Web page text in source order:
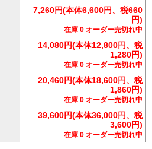
7,260円(本体6,600円、税660
円)
在庫 0 オーダー売切れ中
14,080円(本体12,800円、税
1,280円)
在庫 0 オーダー売切れ中
20,460円(本体18,600円、税
1,860円)
在庫 0 オーダー売切れ中
39,600円(本体36,000円、税
3,600円)
在庫 0 オーダー売切れ中